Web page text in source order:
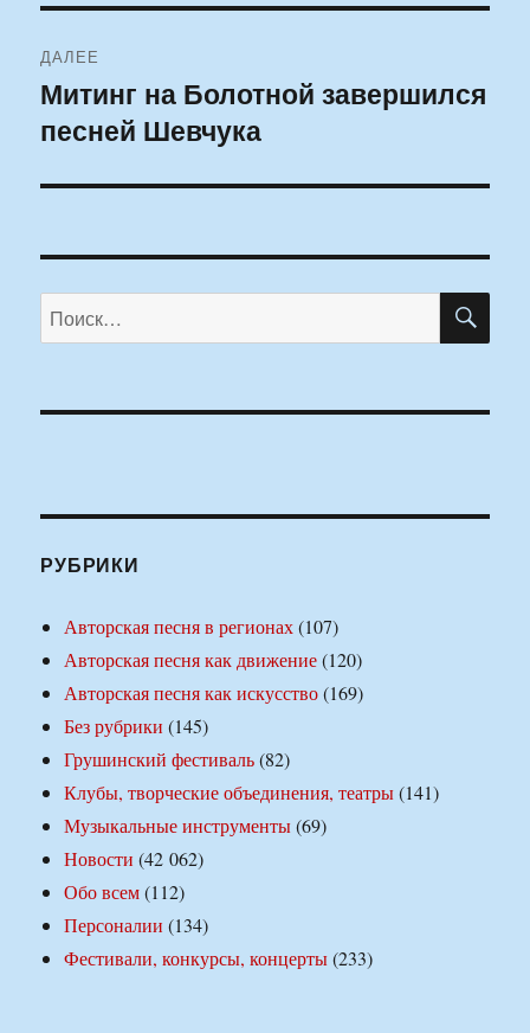
ДАЛЕЕ
Следующая
запись:
Митинг на Болотной завершился
песней Шевчука
Искать:
РУБРИКИ
Авторская песня в регионах(107)
Авторская песня как движение(120)
Авторская песня как искусство(169)
Без рубрики (145)
Грушинский фестиваль(82)
Клубы, творческие объединения, театры(141)
Музыкальные инструменты(69)
Новости (42 062)
Обо всем(112)
Персоналии (134)
Фестивали, конкурсы, концерты(233)